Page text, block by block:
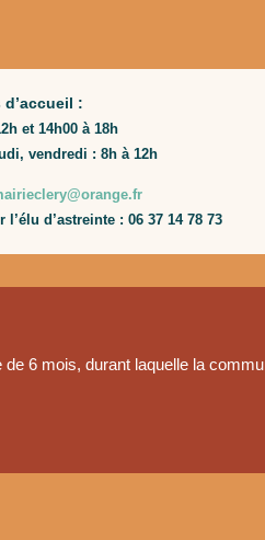
d’accueil :
et 14h00 à 18h
vendredi : 8h à 12h
l’élu d’astreinte : 06 37 14 78 73
6 mois, durant laquelle la